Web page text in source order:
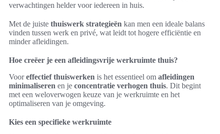
verwachtingen helder voor iedereen in huis.
Met de juiste thuiswerk strategieën kan men een ideale balans
vinden tussen werk en privé, wat leidt tot hogere efficiëntie en
minder afleidingen.
Hoe creëer je een afleidingsvrije werkruimte thuis?
Vooreffectief thuiswerken is het essentieel om afleidingen
minimaliseren en je concentratie verhogen thuis. Dit begint
met een weloverwogen keuze van je werkruimte en het
optimaliseren van je omgeving.
Kies een specifieke werkruimte